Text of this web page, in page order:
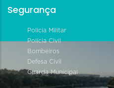
Segurança
Polícia Militar
Polícia Civil
Bombeiros
Defesa Civil
Guarda Municipal